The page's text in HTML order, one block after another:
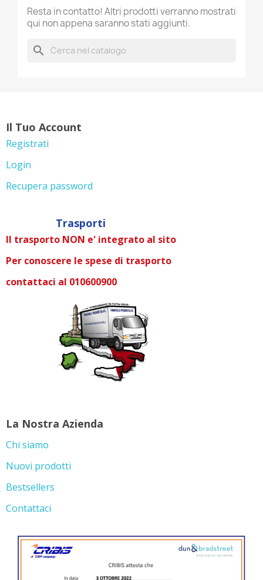
Resta in contatto! Altri prodotti verranno mostrati
qui non appena saranno stati aggiunti.
search
Il Tuo Account
Registrati
Login
Recupera password
Trasporti
Il trasporto NON e' integrato al sito
Per conoscere le spese di trasporto
contattaci al 010600900
La Nostra Azienda
Chi siamo
Nuovi prodotti
Bestsellers
Contattaci